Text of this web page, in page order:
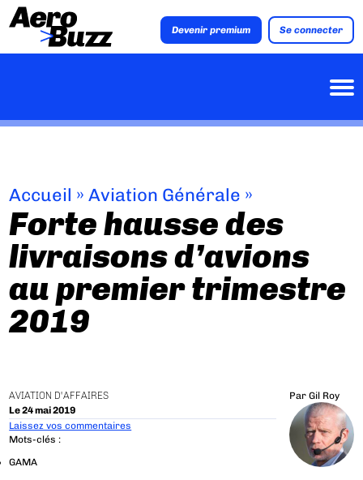
Devenir premium Se connecter
Accueil »Aviation Générale »
Forte hausse des
livraisons d’avions
au premier trimestre
2019
AVIATION D'AFFAIRES
Le 24 mai 2019
Par Gil Roy
Laissez vos commentaires
Mots-clés :
GAMA